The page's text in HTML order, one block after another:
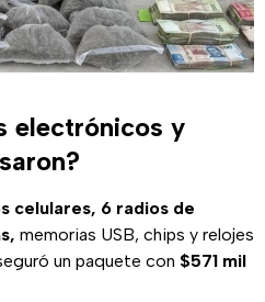
electrónicos y
celulares, 6 radios de
memorias USB, chips y relojes
un paquete con $571 mil